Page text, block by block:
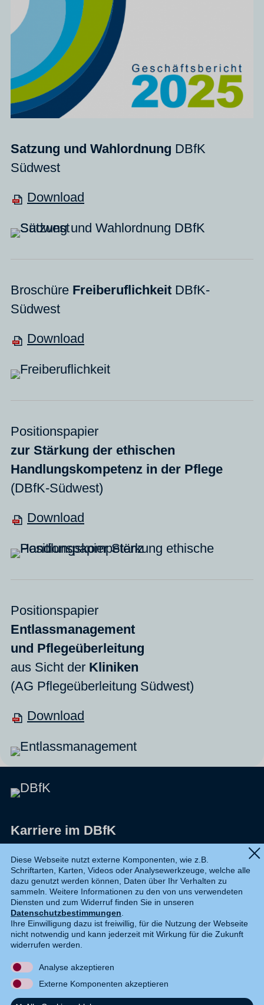
Satzung und Wahlordnung DBfK
Südwest
Download
Broschüre Freiberuflichkeit DBfK-
Südwest
Download
Positionspapier
zur Stärkung der ethischen
Handlungskompetenz in der Pflege
(DBfK-Südwest)
Download
Positionspapier
Entlassmanagement
und Pflegeüberleitung
aus Sicht der Kliniken
(AG Pflegeüberleitung Südwest)
Download
Karriere im DBfK
Datenschutz
Shop
Widerruf
Kontakt
DE EN
Diese Webseite nutzt externe Komponenten, wie z.B.
Schriftarten, Karten, Videos oder Analysewerkzeuge, welche alle
dazu genutzt werden können, Daten über Ihr Verhalten zu
sammeln. Weitere Informationen zu den von uns verwendeten
Diensten und zum Widerruf finden Sie in unseren
Datenschutzbestimmungen.
Ihre Einwilligung dazu ist freiwillig, für die Nutzung der Webseite
nicht notwendig und kann jederzeit mit Wirkung für die Zukunft
widerrufen werden.
Analyse akzeptieren
Externe Komponenten akzeptieren